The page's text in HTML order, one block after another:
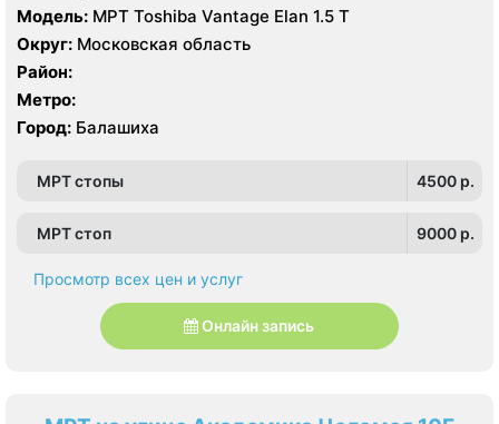
Модель: МРТ Toshiba Vantage Elan 1.5 Т
Округ: Московская область
Район:
Метро:
Город: Балашиха
МРТ стопы 4500 p.
МРТ стоп 9000 p.
Просмотр всех цен и услуг
Онлайн запись